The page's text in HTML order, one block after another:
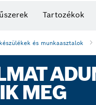
Tartozékok
és munkaasztalok
MEG